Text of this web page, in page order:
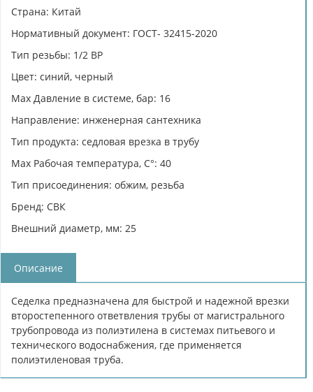
Страна: Китай
Нормативный документ: ГОСТ- 32415-2020
Тип резьбы: 1/2 ВР
Цвет: синий, черный
Max Давление в системе, бар: 16
Направление: инженерная сантехника
Тип продукта: седловая врезка в трубу
Max Рабочая температура, C°: 40
Тип присоединения: обжим, резьба
Бренд: СВК
Внешний диаметр, мм: 25
Описание
Седелка предназначена для быстрой и надежной врезки
второстепенного ответвления трубы от магистрального
трубопровода из полиэтилена в системах питьевого и
технического водоснабжения, где применяется
полиэтиленовая труба.